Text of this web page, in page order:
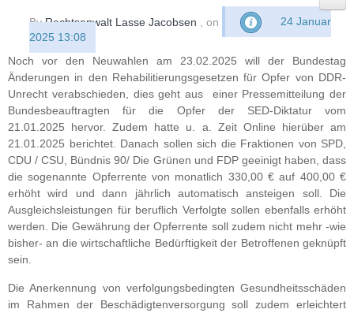
ByRechtsanwalt Lasse Jacobsen , on
24 Januar
2025 13:08
Noch vor den Neuwahlen am 23.02.2025 will der Bundestag
Änderungen in den Rehabilitierungsgesetzen für Opfer von DDR-
Unrecht verabschieden, dies geht aus einer Pressemitteilung der
Bundesbeauftragten für die Opfer der SED-Diktatur vom
21.01.2025 hervor. Zudem hatte u. a. Zeit Online hierüber am
21.01.2025 berichtet. Danach sollen sich die Fraktionen von SPD,
CDU / CSU, Bündnis 90/ Die Grünen und FDP geeinigt haben, dass
die sogenannte Opferrente von monatlich 330,00 € auf 400,00 €
erhöht wird und dann jährlich automatisch ansteigen soll. Die
Ausgleichsleistungen für beruflich Verfolgte sollen ebenfalls erhöht
werden. Die Gewährung der Opferrente soll zudem nicht mehr -wie
bisher- an die wirtschaftliche Bedürftigkeit der Betroffenen geknüpft
sein.
Die Anerkennung von verfolgungsbedingten Gesundheitsschäden
im Rahmen der Beschädigtenversorgung soll zudem erleichtert